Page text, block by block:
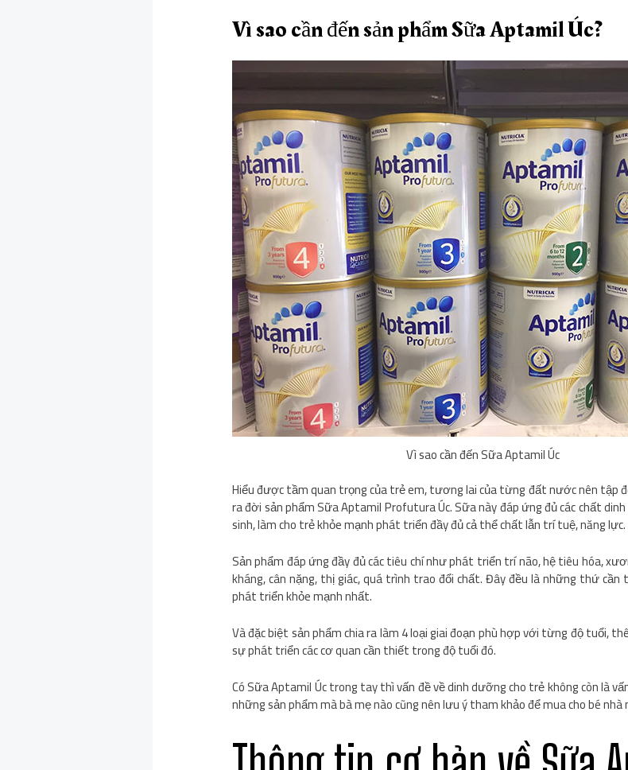
Vì sao cần đến sản phẩm Sữa Aptamil Úc?
Vì sao cần đến Sữa Aptamil Úc
Hiểu được tầm quan trọng của trẻ em, tương lai của từng đất nước nên tập
ra đời sản phẩm Sữa Aptamil Profutura Úc. Sữa này đáp ứng đủ các chất
sinh, làm cho trẻ khỏe mạnh phát triển đầy đủ cả thể chất lẫn trí tuệ, năng lực.
Sản phẩm đáp ứng đầy đủ các tiêu chí như phát triển trí não, hệ tiêu hóa,
kháng, cân nặng, thị giác, quá trình trao đổi chất. Đây đều là những thứ
phát triển khỏe mạnh nhất.
Và đặc biệt sản phẩm chia ra làm 4 loại giai đoạn phù hợp với từng độ tuổi,
sự phát triển các cơ quan cần thiết trong độ tuổi đó.
Có Sữa Aptamil Úc trong tay thì vấn đề về dinh dưỡng cho trẻ không còn là
những sản phẩm mà bà mẹ nào cũng nên lưu ý tham khảo để mua cho bé nhà